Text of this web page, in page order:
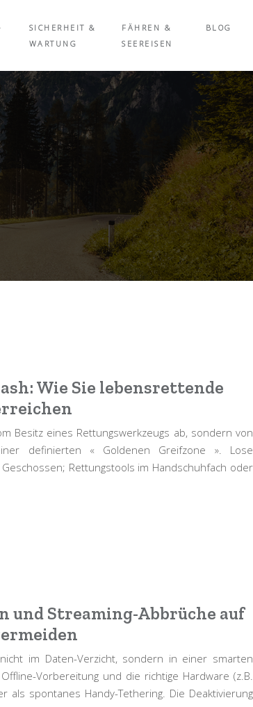
SICHERHEIT &
WARTUNG
FÄHREN &
SEEREISEN
BLOG
Wie Sie lebensrettende
Besitz eines Rettungswerkzeugs ab, sondern von
definierten « Goldenen Greifzone ». Lose
Rettungstools im Handschuhfach oder
und Streaming-Abbrüche auf
im Daten-Verzicht, sondern in einer smarten
Vorbereitung und die richtige Hardware (z.B.
spontanes Handy-Tethering. Die Deaktivierung